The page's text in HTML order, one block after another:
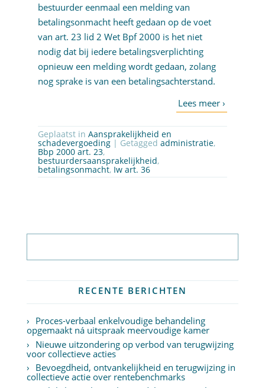
bestuurder eenmaal een melding van
betalingsonmacht heeft gedaan op de voet
van art. 23 lid 2 Wet Bpf 2000 is het niet
nodig dat bij iedere betalingsverplichting
opnieuw een melding wordt gedaan, zolang
nog sprake is van een betalingsachterstand.
Geplaatst in Aansprakelijkheid en
schadevergoeding | Getagged administratie,
Bbp 2000 art. 23,
bestuurdersaansprakelijkheid,
betalingsonmacht, Iw art. 36
RECENTE BERICHTEN
Proces-verbaal enkelvoudige behandeling
opgemaakt ná uitspraak meervoudige kamer
Nieuwe uitzondering op verbod van terugwijzing
voor collectieve acties
Bevoegdheid, ontvankelijkheid en terugwijzing in
collectieve actie over rentebenchmarks